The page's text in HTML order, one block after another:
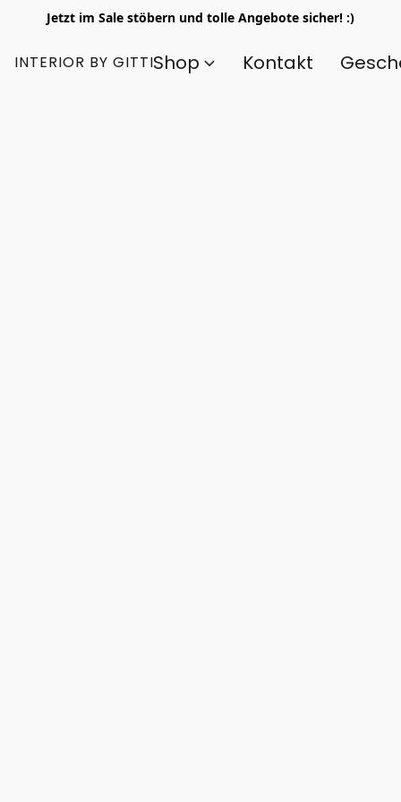
Jetzt im Sale stöbern und tolle Angebote sicher! :)
INTERIOR BY GITTIShop Kontakt